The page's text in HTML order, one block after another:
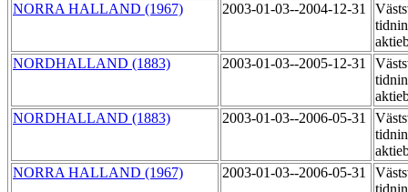
NORRA HALLAND (1967)
2003-01-03--2004-12-31
NORDHALLAND (1883)
2003-01-03--2005-12-31
NORDHALLAND (1883)
2003-01-03--2006-05-31
NORRA HALLAND (1967)
2003-01-03--2006-05-31